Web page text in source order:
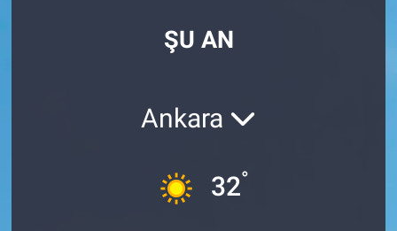
ŞU AN
Ankara
32°
İlan - Duyuru- Mesaj
İlan - Duyuru- Mesaj
Son Dakika Haberleri